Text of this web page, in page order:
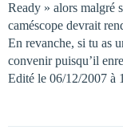
Ready » alors malgré
caméscope devrait
En revanche, si tu as
convenir puisqu’il
Edité le 06/12/2007 à